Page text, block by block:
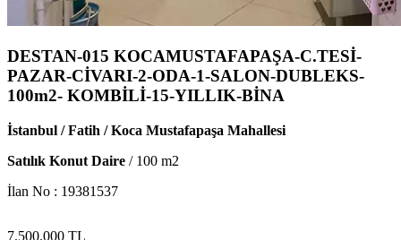
DESTAN-015 KOCAMUSTAFAPAŞA-C.TESİ-
PAZAR-CİVARI-2-ODA-1-SALON-DUBLEKS-
100m2- KOMBİLİ-15-YILLIK-BİNA
İstanbul / Fatih / Koca Mustafapaşa Mahallesi
Satılık Konut Daire / 100 m2
İlan No : 19381537
7.500.000 TL